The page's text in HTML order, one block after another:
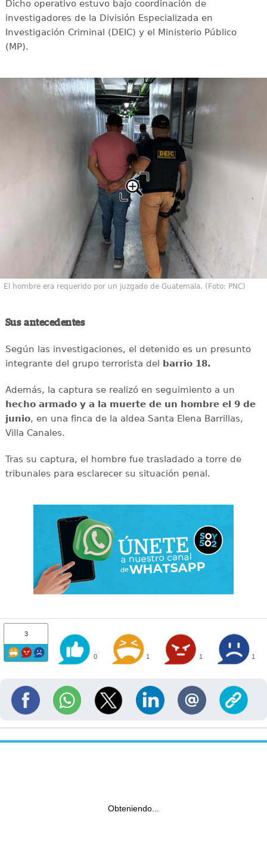
Dicho operativo estuvo bajo coordinación de
investigadores de la División Especializada en
Investigación Criminal (DEIC) y el Ministerio Público
(MP).
El hombre era requerido por un juzgado de Guatemala. (Foto: PNC)
Sus antecedentes
Según las investigaciones, el detenido es un presunto
integrante del grupo terrorista del barrio 18.
Además, la captura se realizó en seguimiento a un
hecho armado y a la muerte de un hombre el 9 de
junio, en una finca de la aldea Santa Elena Barrillas,
Villa Canales.
Tras su captura, el hombre fue trasladado a torre de
tribunales para esclarecer su situación penal.
3
0 1 1 1
Obteniendo...